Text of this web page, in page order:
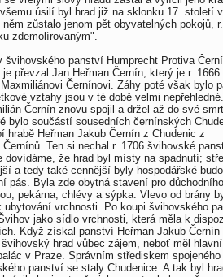
úsilí byl hrad již na sklonku 17. století
zůstalo jenom pět obyvatelných pokojů,
zdemolírovaným".
švihovského panství Humprecht Protiva
převzal Jan Heřman Černín, který je r. 1666
Černínovi. Záhy poté však bylo
vztahy jsou v té době velmi
Černín znovu spojil a držel až do své
bylo součástí sousedních černínských
hrabě Heřman Jakub Černín z Chudenic z
Ten si nechal r. 1706 švihovské
dovídáme, že hrad byl místy na spadnutí;
a tedy také cennější byly hospodářské
pás. Byla zde obytná stavení pro
pekárna, chlévy a sýpka. Vlevo od brány
vrchnosti. Po koupi švihovského
jako sídlo vrchnosti, která měla k
Když získal panství Heřman Jakub Černín
hrad vůbec zájem, neboť měl
v Praze. Správním střediskem spojeného
panství se staly Chudenice. A tak byl